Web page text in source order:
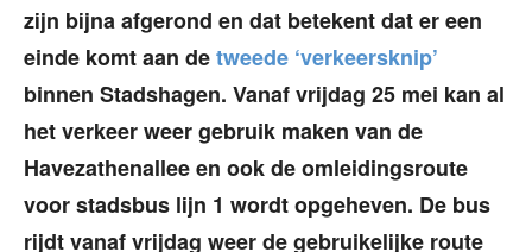
zijn bijna afgerond en dat betekent dat er een
einde komt aan detweede ‘verkeersknip’
binnen Stadshagen. Vanaf vrijdag 25 mei kan al
het verkeer weer gebruik maken van de
Havezathenallee en ook de omleidingsroute
voor stadsbus lijn 1 wordt opgeheven. De bus
rijdt vanaf vrijdag weer de gebruikelijke route